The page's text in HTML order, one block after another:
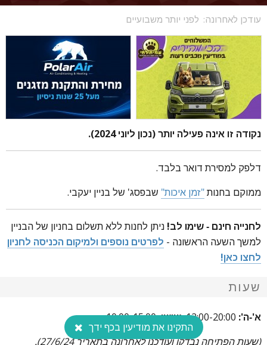
עודכן לאחרונה: לפני יותר משבועיים
נקודה זו אינה פעילה יותר (נכון ליוני 2024).
דלפק למסירת דואר בלבד.
ממוקם בחנות "זמן איכות" שבפסג' של בניין יעקבי.
לחנייה חינם - שימו לב! ניתן לחנות ללא תשלום בחניון של הבניין
למשך השעה הראשונה - לפרטים נוספים ולמיקום הכניסה לחניון
לחצו כאן!
שעות
א'-ה': שישי:10:00-15:00.
(שעות הפתיחה נבדקו ועודכנו לאחרונה בתאריך 27/6/24).
התקינו את מודיעין בכף ידך